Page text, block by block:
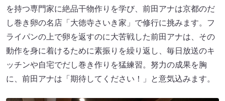
を持つ専門家に絶品干物作りを学び、前田アナは京都のだ
し巻き卵の名店「大徳寺さいき家」で修行に挑みます。フ
ライパンの上で卵を返すのに大苦戦した前田アナは、その
動作を身に着けるために素振りを繰り返し、毎日放送のキ
ッチンや自宅でだし巻き作りを猛練習。努力の成果を胸
に、前田アナは「期待してください！」と意気込みます。